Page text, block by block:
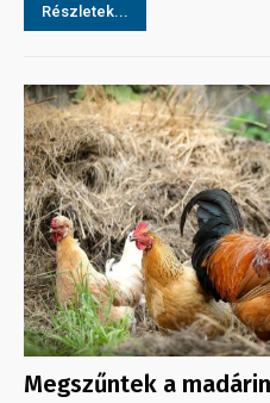
Részletek...
Megszűntek a